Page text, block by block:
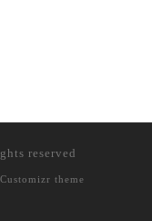
reserved
Customizr theme